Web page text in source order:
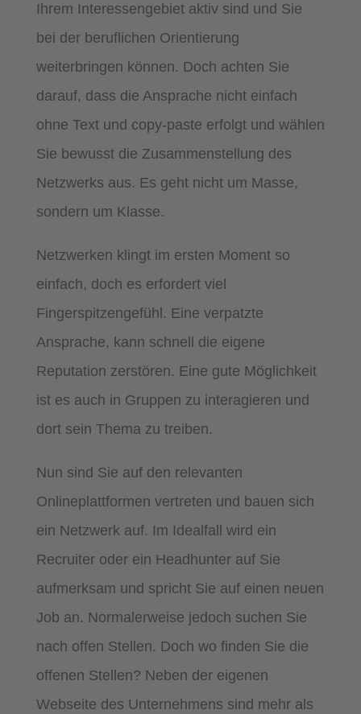
Ihrem Interessengebiet aktiv sind und Sie
bei der beruflichen Orientierung
weiterbringen können. Doch achten Sie
darauf, dass die Ansprache nicht einfach
ohne Text und copy-paste erfolgt und wählen
Sie bewusst die Zusammenstellung des
Netzwerks aus. Es geht nicht um Masse,
sondern um Klasse.
Netzwerken klingt im ersten Moment so
einfach, doch es erfordert viel
Fingerspitzengefühl. Eine verpatzte
Ansprache, kann schnell die eigene
Reputation zerstören. Eine gute Möglichkeit
ist es auch in Gruppen zu interagieren und
dort sein Thema zu treiben.
Nun sind Sie auf den relevanten
Onlineplattformen vertreten und bauen sich
ein Netzwerk auf. Im Idealfall wird ein
Recruiter oder ein Headhunter auf Sie
aufmerksam und spricht Sie auf einen neuen
Job an. Normalerweise jedoch suchen Sie
nach offen Stellen. Doch wo finden Sie die
offenen Stellen? Neben der eigenen
Webseite des Unternehmens sind mehr als